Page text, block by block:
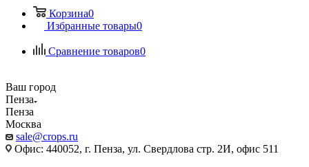
Корзина0
Избранные товары0
Сравнение товаров0
Ваш город
Пенза
Пенза
Москва
sale@crops.ru
Офис: 440052, г. Пенза, ул. Свердлова стр. 2И, офис 511